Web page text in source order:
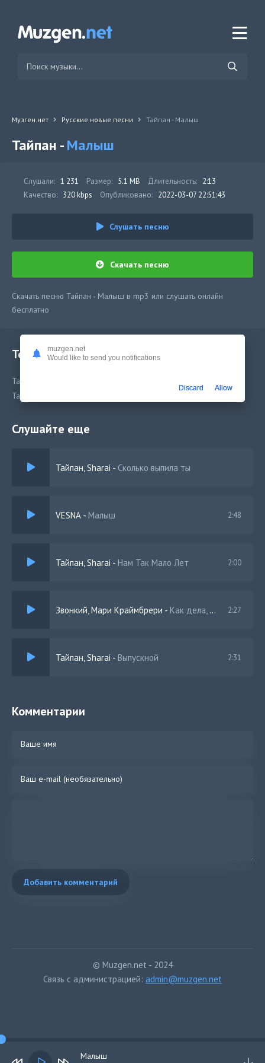
Музген.нет Русские новые песни Тайпан - Малыш
Тайпан -Малыш
Слушали: 1 231 Размер: 5.1 MB Длительность: 2:13
Качество: 320 kbps Опубликовано: 2022-03-07 22:51:43
Слушать песню
Скачать песню
Скачать песню Тайпан - Малыш в mp3 или слушать онлайн
бесплатно
Текст песни
Тайпан - Малыш
Тайпан - Малыш
Слушайте еще
Тайпан, Sharai - Сколько выпила ты
VESNA - Малыш 2:48
Тайпан, Sharai - Нам Так Мало Лет 2:00
Звонкий, Мари Краймбрери - Как дела, малыш 2:27
Тайпан, Sharai - Выпускной 2:31
Комментарии
Добавить комментарий
© Muzgen.net - 2024
Связь с администрацией: admin@muzgen.net
muzgen.net
Would like to send you notifications
Discard Allow
Малыш